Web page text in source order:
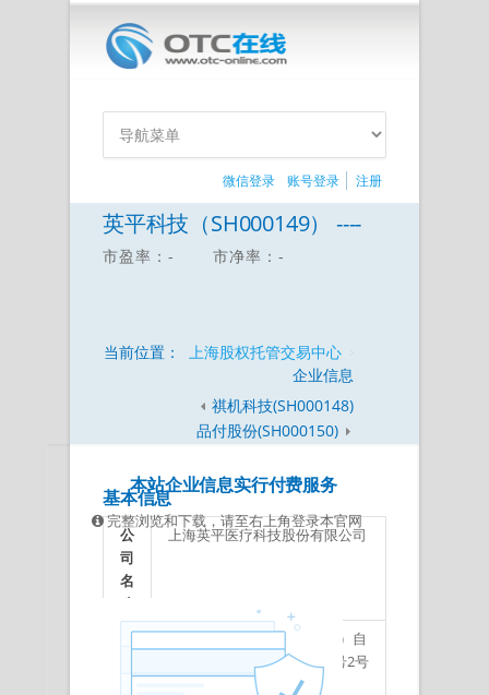
微信登录 账号登录 注册
英平科技（SH000149） ----
市盈率：- 市净率：-
当前位置：
上海股权托管交易中心
企业信息
祺机科技(SH000148)
品付股份(SH000150)
基本信息
公
司
名
称
上海英平医疗科技股份有限公司
注
地
上海市浦东新区中国（上海）自
由贸易试验区郭守敬路351号2号
楼A668-08室
本站企业信息实行付费服务
完整浏览和下载，请至右上角登录本官网